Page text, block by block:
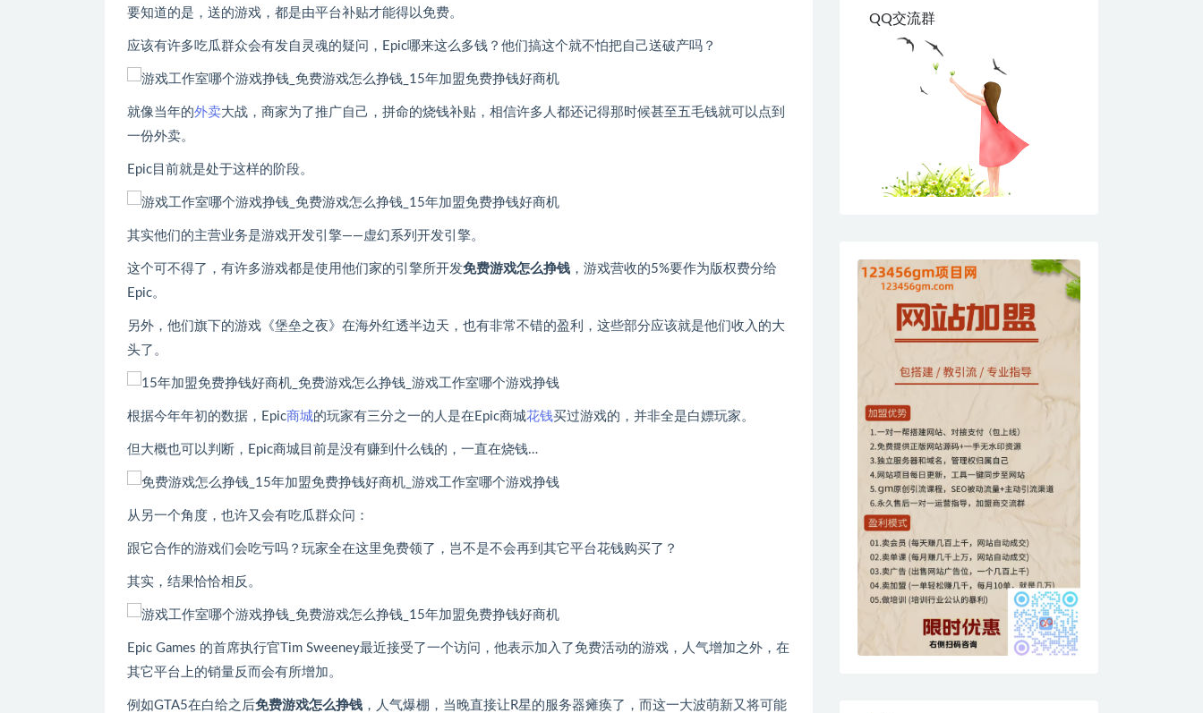
要知道的是，送的游戏，都是由平台补贴才能得以免费。
应该有许多吃瓜群众会有发自灵魂的疑问，Epic哪来这么多钱？他们搞这个就不怕把自己送破产吗？
就像当年的外卖大战，商家为了推广自己，拼命的烧钱补贴，相信许多人都还记得那时候甚至五毛钱就可以点到
一份外卖。
Epic目前就是处于这样的阶段。
其实他们的主营业务是游戏开发引擎——虚幻系列开发引擎。
这个可不得了，有许多游戏都是使用他们家的引擎所开发免费游戏怎么挣钱 ，游戏营收的5%要作为版权费分给
Epic。
另外，他们旗下的游戏《堡垒之夜》在海外红透半边天，也有非常不错的盈利，这些部分应该就是他们收入的大
头了。
根据今年年初的数据，Epic商城的玩家有三分之一的人是在Epic商城花钱买过游戏的，并非全是白嫖玩家。
但大概也可以判断，Epic商城目前是没有赚到什么钱的，一直在烧钱…
从另一个角度，也许又会有吃瓜群众问：
跟它合作的游戏们会吃亏吗？玩家全在这里免费领了，岂不是不会再到其它平台花钱购买了？
其实，结果恰恰相反。
Epic Games 的首席执行官Tim Sweeney最近接受了一个访问，他表示加入了免费活动的游戏，人气增加之外，在
其它平台上的销量反而会有所增加。
例如GTA5在白给之后免费游戏怎么挣钱 ，人气爆棚，当晚直接让R星的服务器瘫痪了，而这一大波萌新又将可能
QQ交流群